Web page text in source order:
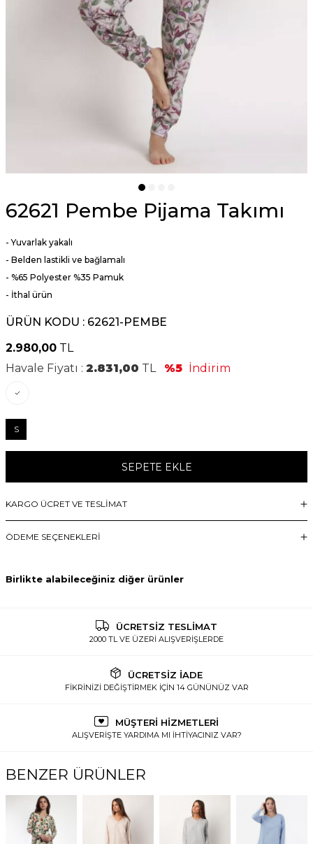
62621 Pembe Pijama Takımı
- Yuvarlak yakalı
- Belden lastikli ve bağlamalı
- %65 Polyester %35 Pamuk
- İthal ürün
ÜRÜN KODU : 62621-PEMBE
2.980,00 TL
Havale Fiyatı : 2.831,00 TL %5 İndirim
S
SEPETE EKLE
KARGO ÜCRET VE TESLİMAT
ÖDEME SEÇENEKLERI
Birlikte alabileceğiniz diğer ürünler
ÜCRETSİZ TESLİMAT
2000 TL VE ÜZERİ ALIŞVERİŞLERDE
ÜCRETSİZ İADE
FİKRİNİZİ DEĞİŞTİRMEK İÇİN 14 GÜNÜNÜZ VAR
MÜŞTERİ HİZMETLERİ
ALIŞVERİŞTE YARDIMA MI İHTİYACINIZ VAR?
BENZER ÜRÜNLER